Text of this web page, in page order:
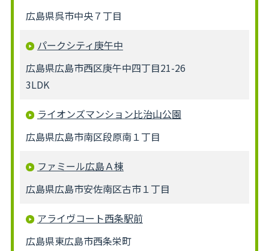
広島県呉市中央７丁目
パークシティ庚午中
広島県広島市西区庚午中四丁目21-26
3LDK
ライオンズマンション比治山公園
広島県広島市南区段原南１丁目
ファミール広島Ａ棟
広島県広島市安佐南区古市１丁目
アライヴコート西条駅前
広島県東広島市西条栄町